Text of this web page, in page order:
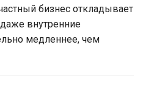
бизнес откладывает
внутренние
медленнее, чем